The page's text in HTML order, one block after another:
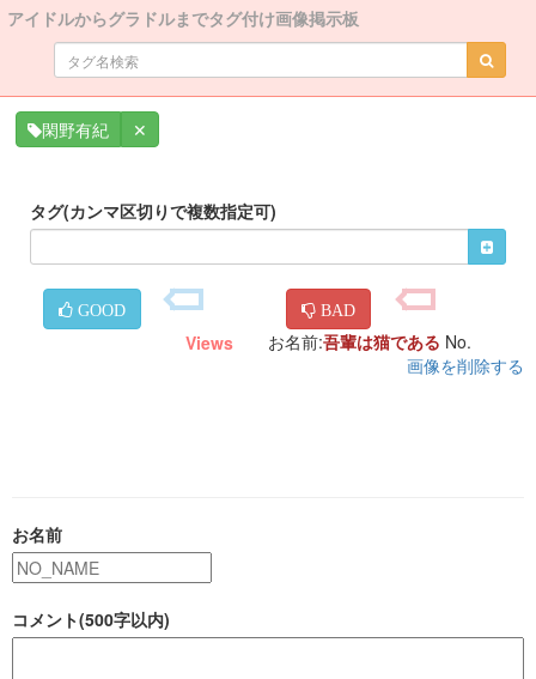
アイドルからグラドルまでタグ付け画像掲示板
閑野有紀 ✕
タグ(カンマ区切りで複数指定可)
GOOD BAD
Views お名前:吾輩は猫である No.
画像を削除する
お名前
コメント(500字以内)